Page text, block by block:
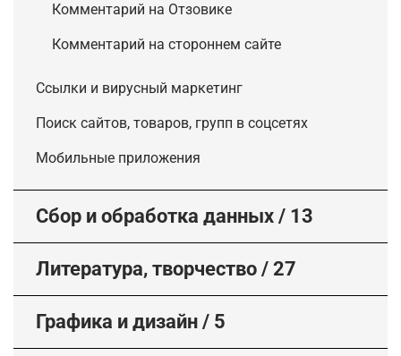
Комментарий на Отзовике
Комментарий на стороннем сайте
Ссылки и вирусный маркетинг
Поиск сайтов, товаров, групп в соцсетях
Мобильные приложения
Сбор и обработка данных / 13
Литература, творчество / 27
Графика и дизайн / 5